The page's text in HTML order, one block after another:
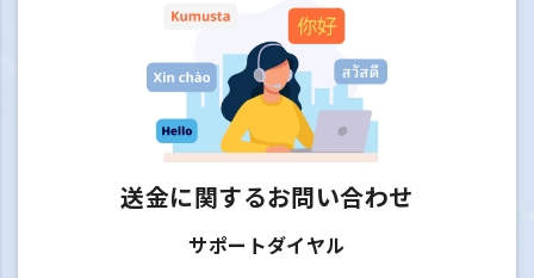
送金に関するお問い合わせ
サポートダイヤル